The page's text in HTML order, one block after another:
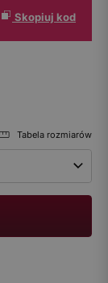
Skopiuj kod
Tabela rozmiarów